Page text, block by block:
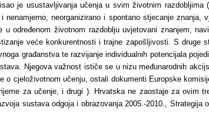
je usustavljivanja učenja u svim životnim
neorganizirano i spontano stjecanje
određenom životnom razdoblju uvjetovani znanjem,
veće konkurentnosti i trajne zapošljivosti. S
građanstva te razvijanje individualnih potencijala
Njegova važnost ističe se u nizu međunarodnih
cjeloživotnom učenju, ostali dokumenti Europske
za učenje, i drugi ). Hrvatska ne zaostaje za ovim
sustava odgoja i obrazovanja 2005.-2010.,